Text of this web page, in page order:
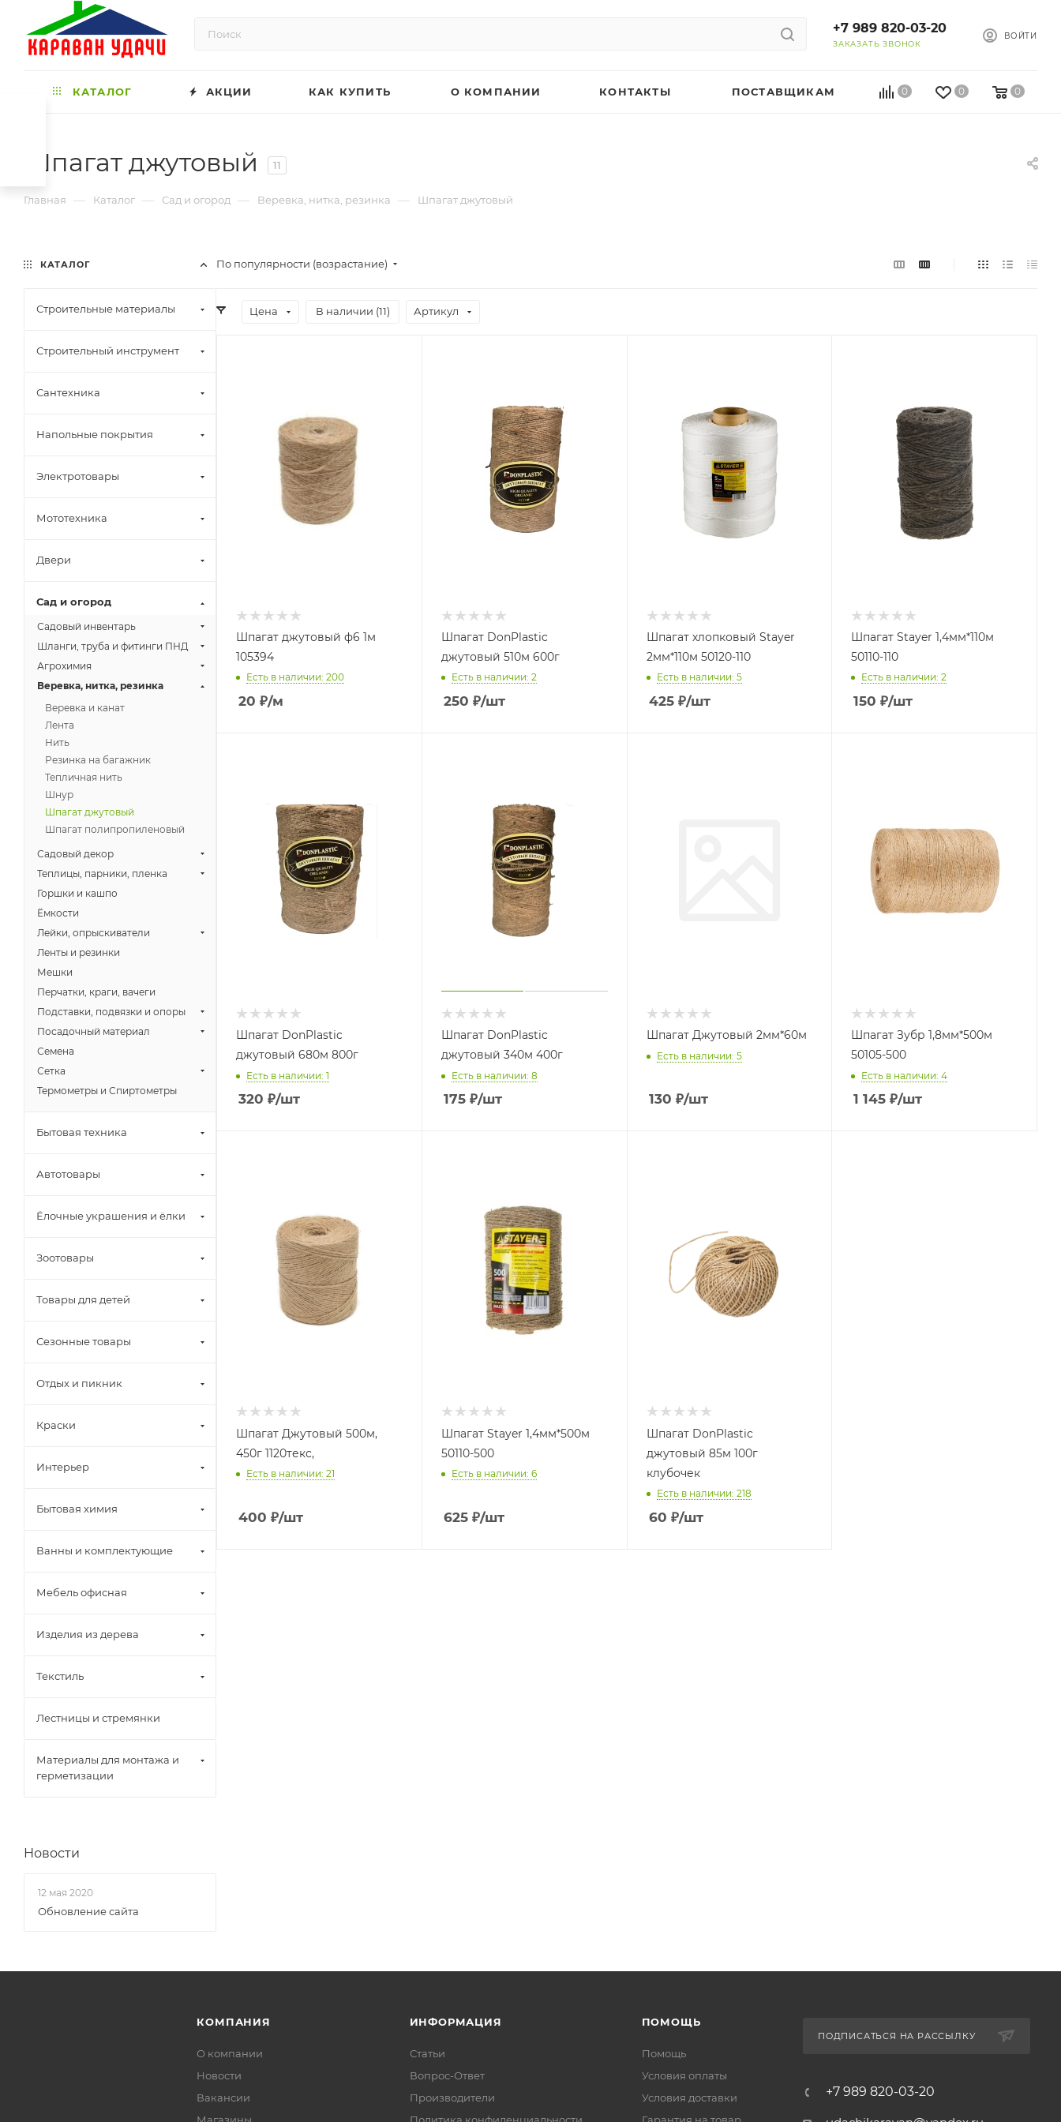
+7 989 820-03-20
ЗАКАЗАТЬ ЗВОНОК
ВОЙТИ
0 0 0
КАТАЛОГ АКЦИИ КАК КУПИТЬ О КОМПАНИИ КОНТАКТЫ ПОСТАВЩИКАМ
Шпагат джутовый 11
Главная — Каталог — Сад и огород — Веревка, нитка, резинка — Шпагат джутовый
По популярности (возрастание)
Цена В наличии (11) Артикул
Шпагат джутовый ф6 1м
105394
Есть в наличии: 200
20 ₽/м
Шпагат DonPlastic
джутовый 510м 600г
Есть в наличии: 2
250 ₽/шт
Шпагат хлопковый Stayer
2мм*110м 50120-110
Есть в наличии: 5
425₽/шт
Шпагат Stayer 1,4мм*110м
50110-110
Есть в наличии: 2
150 ₽/шт
Шпагат DonPlastic
джутовый 680м 800г
Есть в наличии: 1
320 ₽/шт
Шпагат DonPlastic
джутовый 340м 400г
Есть в наличии: 8
175₽/шт
Шпагат Джутовый 2мм*60м
Есть в наличии: 5
130 ₽/шт
Шпагат Зубр 1,8мм*500м
50105-500
Есть в наличии: 4
1 145 ₽/шт
Шпагат Джутовый 500м,
450г 1120текс,
Есть в наличии: 21
400 ₽/шт
Шпагат Stayer 1,4мм*500м
50110-500
Есть в наличии: 6
625₽/шт
Шпагат DonPlastic
джутовый 85м 100г
клубочек
Есть в наличии: 218
60 ₽/шт
КАТАЛОГ
Строительные материалы
Строительный инструмент
Сантехника
Напольные покрытия
Электротовары
Мототехника
Двери
Сад и огород
Садовый инвентарь
Шланги, труба и фитинги ПНД
Агрохимия
Веревка, нитка, резинка
Веревка и канат
Лента
Нить
Резинка на багажник
Тепличная нить
Шнур
Шпагат джутовый
Шпагат полипропиленовый
Садовый декор
Теплицы, парники, пленка
Горшки и кашпо
Ёмкости
Лейки, опрыскиватели
Ленты и резинки
Мешки
Перчатки, краги, вачеги
Подставки, подвязки и опоры
Посадочный материал
Семена
Сетка
Термометры и Спиртометры
Бытовая техника
Автотовары
Ёлочные украшения и ёлки
Зоотовары
Товары для детей
Сезонные товары
Отдых и пикник
Краски
Интерьер
Бытовая химия
Ванны и комплектующие
Мебель офисная
Изделия из дерева
Текстиль
Лестницы и стремянки
Материалы для монтажа и
герметизации
Новости
12 мая 2020
Обновление сайта
КОМПАНИЯ
О компании
Новости
Вакансии
ИНФОРМАЦИЯ
Статьи
Вопрос-Ответ
Производители
ПОМОЩЬ
Помощь
Условия оплаты
Условия доставки
ПОДПИСАТЬСЯ НА РАССЫЛКУ
+7 989 820-03-20